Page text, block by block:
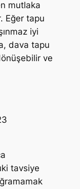
mutlaka
Eğer tapu
iyi
dava tapu
ve
tavsiye